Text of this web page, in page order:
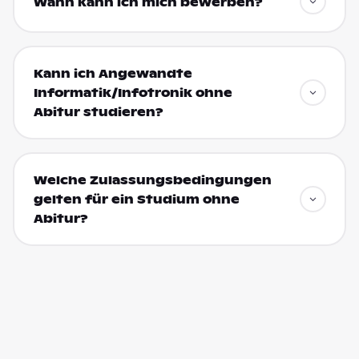
Kann ich Angewandte
Informatik/Infotronik ohne
Abitur studieren?
Welche Zulassungsbedingungen
gelten für ein Studium ohne
Abitur?